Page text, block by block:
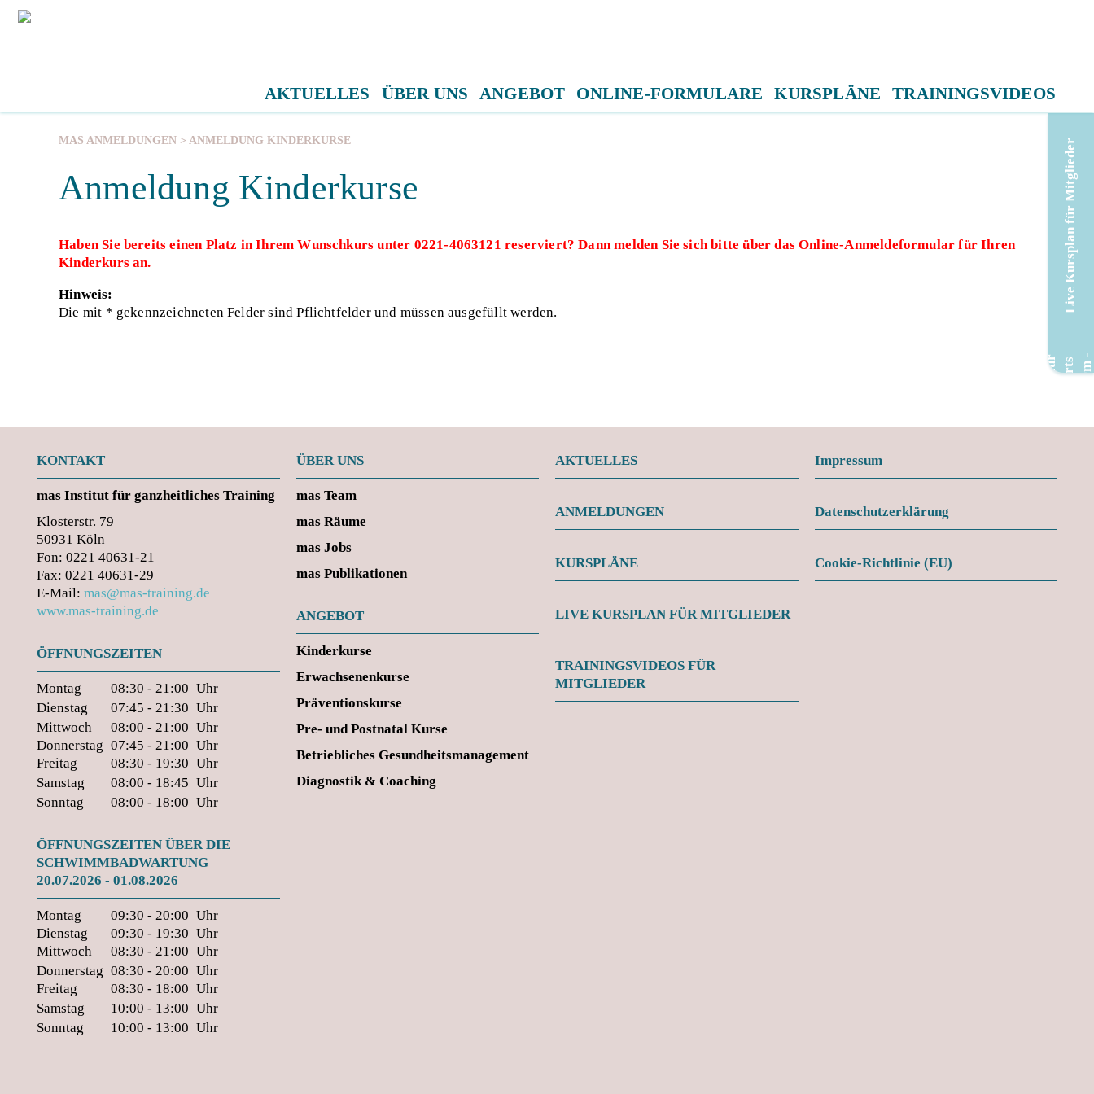
AKTUELLES ÜBER UNS ANGEBOT ONLINE-FORMULARE KURSPLÄNE TRAININGSVIDEOS
MAS ANMELDUNGEN > ANMELDUNG KINDERKURSE
Anmeldung Kinderkurse
Haben Sie bereits einen Platz in Ihrem Wunschkurs unter 0221-4063121 reserviert? Dann melden Sie sich bitte über das Online-Anmeldeformular für Ihren
Kinderkurs an.
Hinweis:
Die mit * gekennzeichneten Felder sind Pflichtfelder und müssen ausgefüllt werden.
KONTAKT
mas Institut für ganzheitliches Training
Klosterstr. 79
50931 Köln
Fon: 0221 40631-21
Fax: 0221 40631-29
E-Mail: mas@mas-training.de
www.mas-training.de
ÖFFNUNGSZEITEN
Montag 08:30 - 21:00 Uhr
Dienstag
07:45 - 21:30 Uhr
Mittwoch
08:00 - 21:00 Uhr
Donnerstag 07:45 - 21:00 Uhr
Freitag
08:30 - 19:30 Uhr
Samstag
08:00 - 18:45 Uhr
Sonntag
08:00 - 18:00 Uhr
ÖFFNUNGSZEITEN ÜBER DIE
SCHWIMMBADWARTUNG
20.07.2026 - 01.08.2026
Montag 09:30 - 20:00 Uhr
Dienstag
09:30 - 19:30 Uhr
Mittwoch
08:30 - 21:00 Uhr
Donnerstag 08:30 - 20:00 Uhr
Freitag
08:30 - 18:00 Uhr
Samstag
10:00 - 13:00 Uhr
Sonntag
10:00 - 13:00 Uhr
ÜBER UNS
mas Team
mas Räume
mas Jobs
mas Publikationen
ANGEBOT
Kinderkurse
Erwachsenenkurse
Präventionskurse
Pre- und Postnatal Kurse
Betriebliches Gesundheitsmanagement
Diagnostik & Coaching
AKTUELLES
ANMELDUNGEN
KURSPLÄNE
LIVE KURSPLAN FÜR MITGLIEDER
TRAININGSVIDEOS FÜR
MITGLIEDER
Impressum
Datenschutzerklärung
Cookie-Richtlinie (EU)
Live Kursplan für Mitglieder